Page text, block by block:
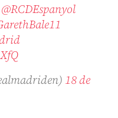
@RCDEspanyol
18 de